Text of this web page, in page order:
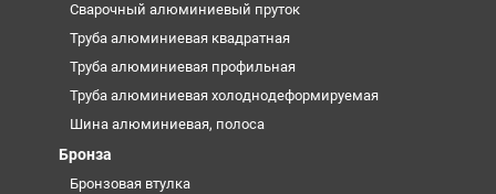
Сварочный алюминиевый пруток
Труба алюминиевая квадратная
Труба алюминиевая профильная
Труба алюминиевая холоднодеформируемая
Шина алюминиевая, полоса
Бронза
Бронзовая втулка